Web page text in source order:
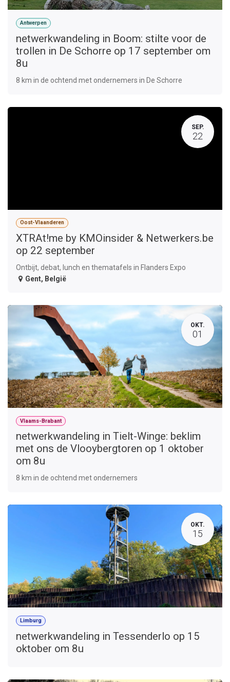
Antwerpen
netwerkwandeling in Boom: stilte voor de
trollen in De Schorre op 17 september om
8u
8 km in de ochtend met ondernemers in De Schorre
SEP.
22
Oost-Vlaanderen
XTRAt!me by KMOinsider & Netwerkers.be
op 22 september
Ontbijt, debat, lunch en thematafels in Flanders Expo
Gent, België
OKT.
01
Vlaams-Brabant
netwerkwandeling in Tielt-Winge: beklim
met ons de Vlooybergtoren op 1 oktober
om 8u
8 km in de ochtend met ondernemers
OKT.
15
Limburg
netwerkwandeling in Tessenderlo op 15
oktober om 8u